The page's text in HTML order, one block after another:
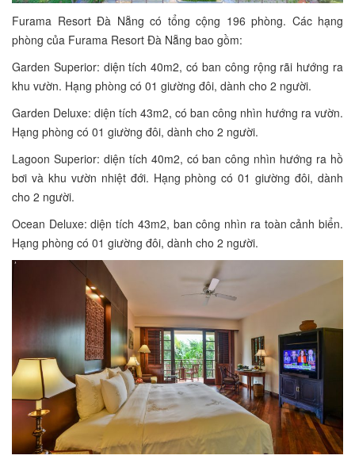
Furama Resort Đà Nẵng có tổng cộng 196 phòng. Các hạng
phòng của Furama Resort Đà Nẵng bao gồm:
Garden Superior: diện tích 40m2, có ban công rộng rãi hướng ra
khu vườn. Hạng phòng có 01 giường đôi, dành cho 2 người.
Garden Deluxe: diện tích 43m2, có ban công nhìn hướng ra vườn.
Hạng phòng có 01 giường đôi, dành cho 2 người.
Lagoon Superior: diện tích 40m2, có ban công nhìn hướng ra hồ
bơi và khu vườn nhiệt đới. Hạng phòng có 01 giường đôi, dành
cho 2 người.
Ocean Deluxe: diện tích 43m2, ban công nhìn ra toàn cảnh biển.
Hạng phòng có 01 giường đôi, dành cho 2 người.